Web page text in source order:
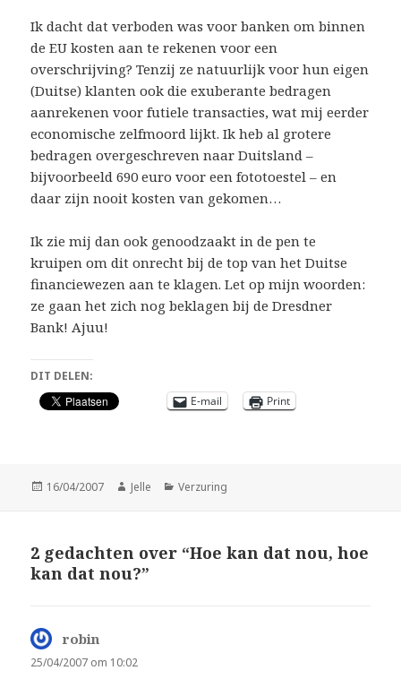
Ik dacht dat verboden was voor banken om binnen
de EU kosten aan te rekenen voor een
overschrijving? Tenzij ze natuurlijk voor hun eigen
(Duitse) klanten ook die exuberante bedragen
aanrekenen voor futiele transacties, wat mij eerder
economische zelfmoord lijkt. Ik heb al grotere
bedragen overgeschreven naar Duitsland –
bijvoorbeeld 690 euro voor een fototoestel – en
daar zijn nooit kosten van gekomen…
Ik zie mij dan ook genoodzaakt in de pen te
kruipen om dit onrecht bij de top van het Duitse
financiewezen aan te klagen. Let op mijn woorden:
ze gaan het zich nog beklagen bij de Dresdner
Bank! Ajuu!
DIT DELEN:
E-mail
Print
Geplaatst
16/04/2007 Auteur
Jelle Categorieën
Verzuring
2 gedachten over “Hoe kan dat nou, hoe
kan dat nou?”
robin
25/04/2007 om 10:02